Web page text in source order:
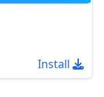
Install